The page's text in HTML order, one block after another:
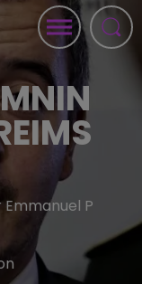
Emmanuel P